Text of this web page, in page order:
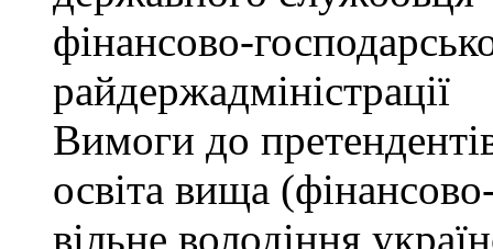
фінансово-
райдержадміністрації
Вимоги до
освіта вища
вільне володіння